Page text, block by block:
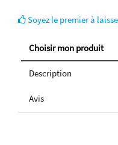
Soyez le premier à
Choisir mon produit
Description
Avis